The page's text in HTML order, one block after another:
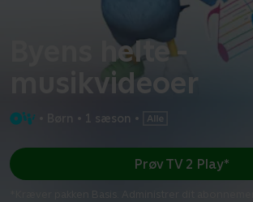
Byens helte -
musikvideoer
1 sæson •
Prøv TV 2 Play*